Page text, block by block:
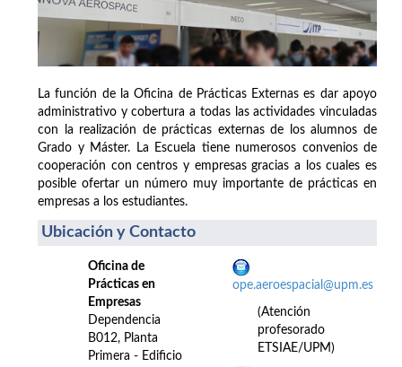
La función de la Oficina de Prácticas Externas es dar apoyo
administrativo y cobertura a todas las actividades vinculadas
con la realización de prácticas externas de los alumnos de
Grado y Máster. La Escuela tiene numerosos convenios de
cooperación con centros y empresas gracias a los cuales es
posible ofertar un número muy importante de prácticas en
empresas a los estudiantes.
Ubicación y Contacto
Oficina de
Prácticas en
Empresas
Dependencia
B012, Planta
Primera - Edificio
ope.aeroespacial@upm.es
(Atención
profesorado
ETSIAE/UPM)